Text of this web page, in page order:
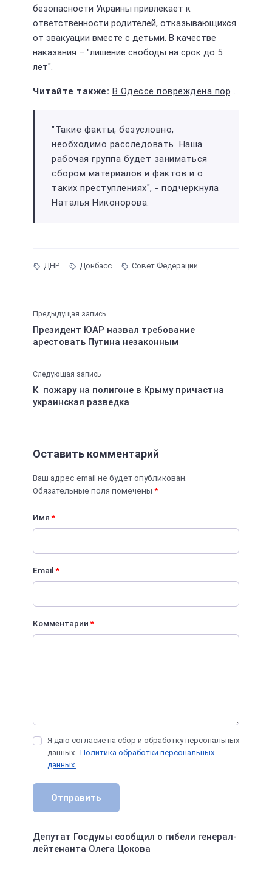
безопасности Украины привлекает к
ответственности родителей, отказывающихся
от эвакуации вместе с детьми. В качестве
наказания – "лишение свободы на срок до 5
лет".
В Одессе повреждена портовая инфраструктура после российской атаки
"Такие факты, безусловно,
необходимо расследовать. Наша
рабочая группа будет заниматься
сбором материалов и фактов и о
таких преступлениях", - подчеркнула
Наталья Никонорова.
ДНР Донбасс Совет Федерации
Предыдущая запись
Президент ЮАР назвал требование
арестовать Путина незаконным
Следующая запись
К пожару на полигоне в Крыму причастна
украинская разведка
Оставить комментарий
Ваш адрес email не будет опубликован.
Обязательные поля помечены *
Имя*
Email*
Комментарий*
Я даю согласие на сбор и обработку персональных
данных. Политика обработки персональных
данных.
Отправить
Депутат Госдумы сообщил о гибели генерал-
лейтенанта Олега Цокова